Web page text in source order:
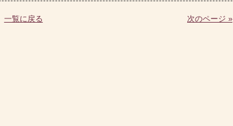
一覧に戻る 次のページ »